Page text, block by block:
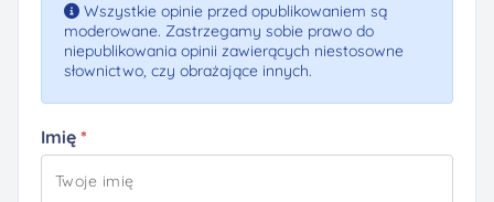
Wszystkie opinie przed opublikowaniem są
moderowane. Zastrzegamy sobie prawo do
niepublikowania opinii zawierących niestosowne
słownictwo, czy obrażające innych.
Imię